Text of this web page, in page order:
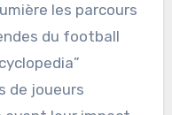
en
et